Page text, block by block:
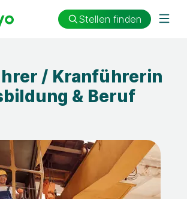
Stellen finden
/ Kranführerin
& Beruf